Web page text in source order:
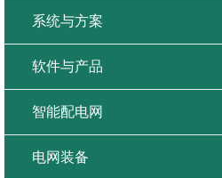
系统与方案
软件与产品
智能配电网
电网装备